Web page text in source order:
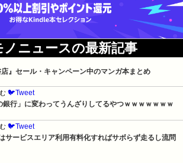
ノニュースの最新記事
』セール・キャンペーン中のマンガ本まとめ
🐦Tweet
銀行」に変わってうんざりしてるやつｗｗｗｗｗｗｗ
🐦Tweet
サービスエリア利用有料化すればサボらず走るし流問